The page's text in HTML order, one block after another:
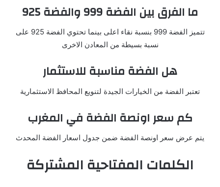
ما الفرق بين الفضة 999 والفضة 925
تتميز الفضة 999 بنسبة نقاء اعلى بينما تحتوي الفضة 925 على
نسبة بسيطة من المعادن الاخرى
هل الفضة مناسبة للاستثمار
تعتبر الفضة من الخيارات الجيدة لتنويع المحافظ الاستثمارية
كم سعر اونصة الفضة في المغرب
يتم عرض سعر اونصة الفضة ضمن جدول اسعار الفضة المحدث
الكلمات المفتاحية المشتركة